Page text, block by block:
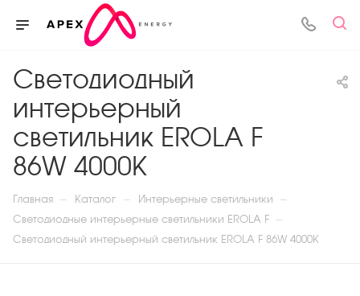
Светодиодный
интерьерный
светильник EROLA F
86W 4000К
Главная — Каталог — Интерьерные светильники —
Светодиодные интерьерные светильники EROLA F —
Светодиодный интерьерный светильник EROLA F 86W 4000К